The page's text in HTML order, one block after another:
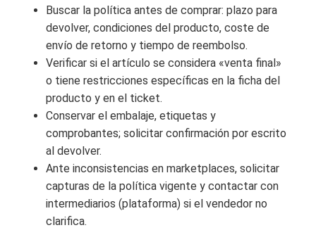
Buscar la política antes de comprar: plazo para
devolver, condiciones del producto, coste de
envío de retorno y tiempo de reembolso.
Verificar si el artículo se considera «venta final»
o tiene restricciones específicas en la ficha del
producto y en el ticket.
Conservar el embalaje, etiquetas y
comprobantes; solicitar confirmación por escrito
al devolver.
Ante inconsistencias en marketplaces, solicitar
capturas de la política vigente y contactar con
intermediarios (plataforma) si el vendedor no
clarifica.